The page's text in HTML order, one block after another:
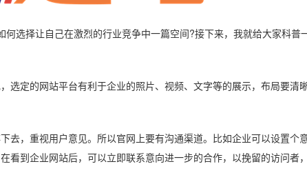
择让自己在激烈的行业竞争中一篇空间?接下来，我就给大家科普
定的网站平台有利于企业的照片、视频、文字等的展示，布局要清
，重视用户意见。所以官网上要有沟通渠道。比如企业可以设置
看到企业网站后，可以立即联系意向进一步的合作，以挽留的访问